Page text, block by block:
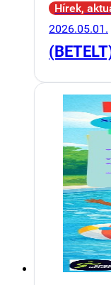
Hírek,
2026.05.01.